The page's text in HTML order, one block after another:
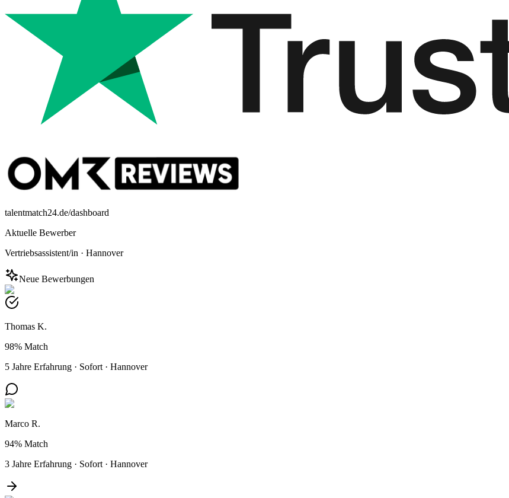
talentmatch24.de/dashboard
Aktuelle Bewerber
Vertriebsassistent/in · Hannover
Neue Bewerbungen
Thomas K.
98% Match
5 Jahre Erfahrung · Sofort · Hannover
Marco R.
94% Match
3 Jahre Erfahrung · Sofort · Hannover